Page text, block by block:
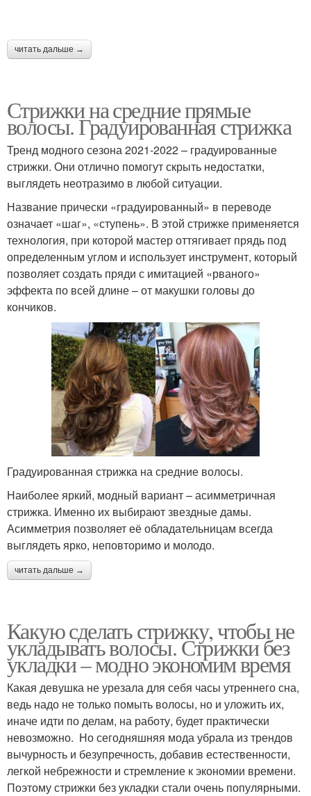
читать дальше →
Стрижки на средние прямые
волосы. Градуированная стрижка
Тренд модного сезона 2021-2022 – градуированные
стрижки. Они отлично помогут скрыть недостатки,
выглядеть неотразимо в любой ситуации.
Название прически «градуированный» в переводе
означает «шаг», «ступень». В этой стрижке применяется
технология, при которой мастер оттягивает прядь под
определенным углом и использует инструмент, который
позволяет создать пряди с имитацией «рваного»
эффекта по всей длине – от макушки головы до
кончиков.
Градуированная стрижка на средние волосы.
Наиболее яркий, модный вариант – асимметричная
стрижка. Именно их выбирают звездные дамы.
Асимметрия позволяет её обладательницам всегда
выглядеть ярко, неповторимо и молодо.
читать дальше →
Какую сделать стрижку, чтобы не
укладывать волосы. Стрижки без
укладки – модно экономим время
Какая девушка не урезала для себя часы утреннего сна,
ведь надо не только помыть волосы, но и уложить их,
иначе идти по делам, на работу, будет практически
невозможно. Но сегодняшняя мода убрала из трендов
вычурность и безупречность, добавив естественности,
легкой небрежности и стремление к экономии времени.
Поэтому стрижки без укладки стали очень популярными.